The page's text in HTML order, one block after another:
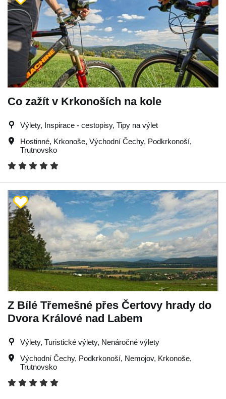
Co zažít v Krkonoších na kole
Výlety, Inspirace - cestopisy, Tipy na výlet
Hostinné, Krkonoše, Východní Čechy, Podkrkonoší,
Trutnovsko
Z Bílé Třemešné přes Čertovy hrady do
Dvora Králové nad Labem
Výlety, Turistické výlety, Nenáročné výlety
Východní Čechy, Podkrkonoší, Nemojov, Krkonoše,
Trutnovsko